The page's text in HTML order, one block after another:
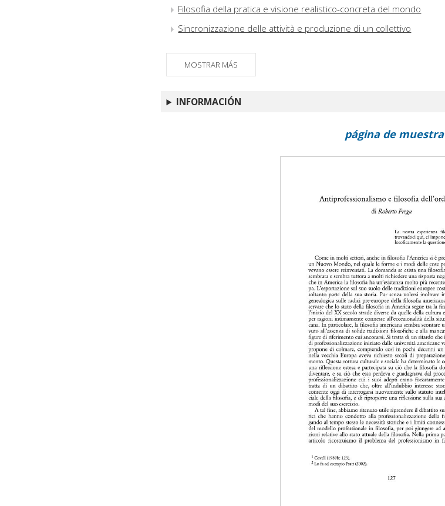
Filosofia della pratica e visione realistico-concreta del mondo
Sincronizzazione delle attività e produzione di un collettivo
MOSTRAR MÁS
INFORMACIÓN
página de muestra